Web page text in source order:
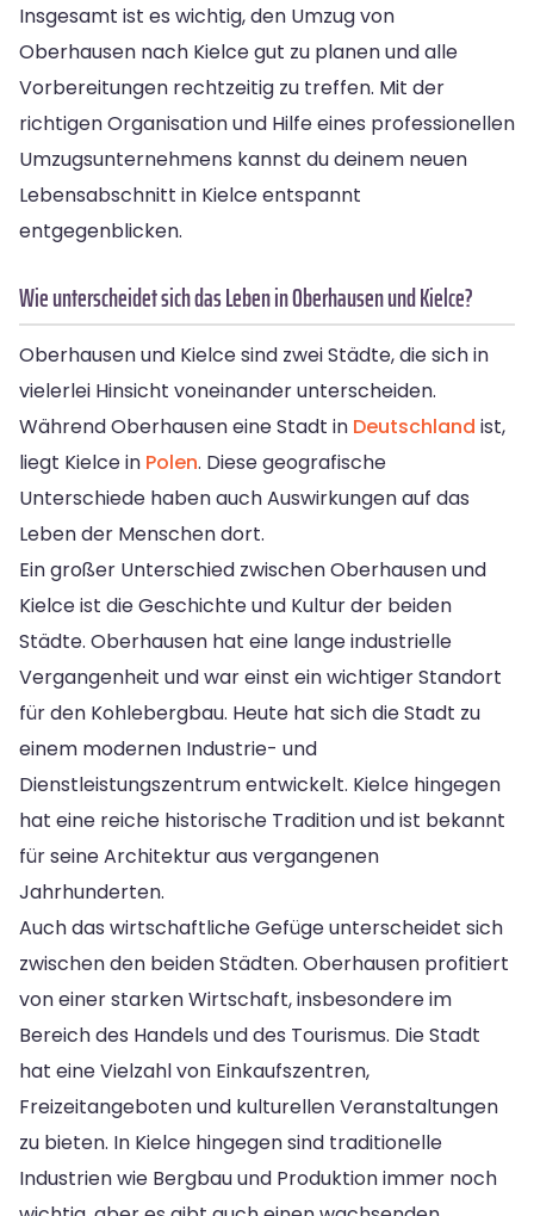
Insgesamt ist es wichtig, den Umzug von
Oberhausen nach Kielce gut zu planen und alle
Vorbereitungen rechtzeitig zu treffen. Mit der
richtigen Organisation und Hilfe eines professionellen
Umzugsunternehmens kannst du deinem neuen
Lebensabschnitt in Kielce entspannt
entgegenblicken.
Wie unterscheidet sich das Leben in Oberhausen und Kielce?
Oberhausen und Kielce sind zwei Städte, die sich in
vielerlei Hinsicht voneinander unterscheiden.
Während Oberhausen eine Stadt in Deutschland ist,
liegt Kielce in Polen. Diese geografische
Unterschiede haben auch Auswirkungen auf das
Leben der Menschen dort.
Ein großer Unterschied zwischen Oberhausen und
Kielce ist die Geschichte und Kultur der beiden
Städte. Oberhausen hat eine lange industrielle
Vergangenheit und war einst ein wichtiger Standort
für den Kohlebergbau. Heute hat sich die Stadt zu
einem modernen Industrie- und
Dienstleistungszentrum entwickelt. Kielce hingegen
hat eine reiche historische Tradition und ist bekannt
für seine Architektur aus vergangenen
Jahrhunderten.
Auch das wirtschaftliche Gefüge unterscheidet sich
zwischen den beiden Städten. Oberhausen profitiert
von einer starken Wirtschaft, insbesondere im
Bereich des Handels und des Tourismus. Die Stadt
hat eine Vielzahl von Einkaufszentren,
Freizeitangeboten und kulturellen Veranstaltungen
zu bieten. In Kielce hingegen sind traditionelle
Industrien wie Bergbau und Produktion immer noch